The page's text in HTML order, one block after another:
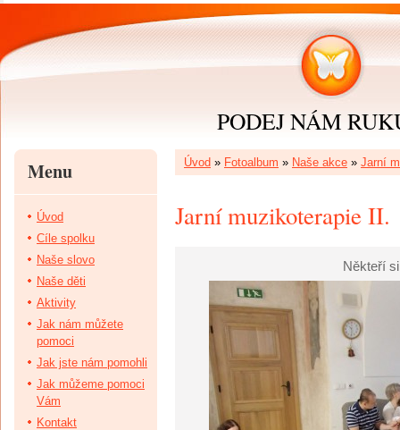
PODEJ NÁM
Úvod » Fotoalbum » Naše akce » Jarní
Jarní muzikoterapie II.
Někteří
Menu
Úvod
Cíle spolku
Naše slovo
Naše děti
Aktivity
Jak nám můžete
pomoci
Jak jste nám pomohli
Jak můžeme pomoci
Vám
Kontakt